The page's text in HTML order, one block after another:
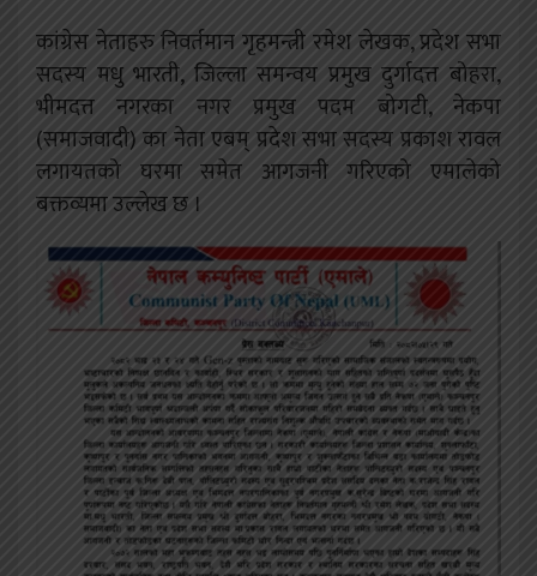
कांग्रेस नेताहरु निवर्तमान गृहमन्त्री रमेश लेखक, प्रदेश सभा
सदस्य मधु भारती, जिल्ला समन्वय प्रमुख दुर्गादत्त बोहरा,
भीमदत्त नगरका नगर प्रमुख पदम बोगटी, नेकपा
(समाजवादी) का नेता एबम् प्रदेश सभा सदस्य प्रकाश रावल
लगायतको घरमा समेत आगजनी गरिएको एमालेको
बक्तव्यमा उल्लेख छ ।